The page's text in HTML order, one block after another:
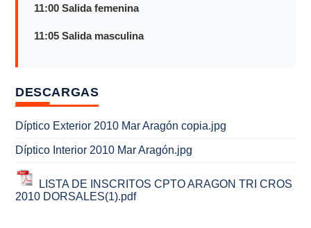
11:00 Salida femenina
11:05 Salida masculina
DESCARGAS
Díptico Exterior 2010 Mar Aragón copia.jpg
Díptico Interior 2010 Mar Aragón.jpg
LISTA DE INSCRITOS CPTO ARAGON TRI CROS
2010 DORSALES(1).pdf